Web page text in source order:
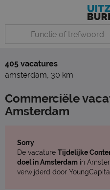
405 vacatures
amsterdam, 30 km
Commerciële
Amsterdam
Sorry
De vacature Tijdelijke
doel in Amsterdam in
verwijderd door YoungCapital.